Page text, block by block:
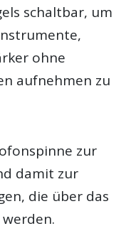
schaltbar, um
ohne
aufnehmen zu
zur
damit zur
die über das